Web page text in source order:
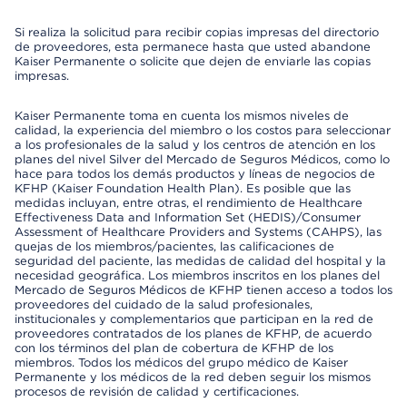
Si realiza la solicitud para recibir copias impresas del directorio
de proveedores, esta permanece hasta que usted abandone
Kaiser Permanente o solicite que dejen de enviarle las copias
impresas.
Kaiser Permanente toma en cuenta los mismos niveles de
calidad, la experiencia del miembro o los costos para seleccionar
a los profesionales de la salud y los centros de atención en los
planes del nivel Silver del Mercado de Seguros Médicos, como lo
hace para todos los demás productos y líneas de negocios de
KFHP (Kaiser Foundation Health Plan). Es posible que las
medidas incluyan, entre otras, el rendimiento de Healthcare
Effectiveness Data and Information Set (HEDIS)/Consumer
Assessment of Healthcare Providers and Systems (CAHPS), las
quejas de los miembros/pacientes, las calificaciones de
seguridad del paciente, las medidas de calidad del hospital y la
necesidad geográfica. Los miembros inscritos en los planes del
Mercado de Seguros Médicos de KFHP tienen acceso a todos los
proveedores del cuidado de la salud profesionales,
institucionales y complementarios que participan en la red de
proveedores contratados de los planes de KFHP, de acuerdo
con los términos del plan de cobertura de KFHP de los
miembros. Todos los médicos del grupo médico de Kaiser
Permanente y los médicos de la red deben seguir los mismos
procesos de revisión de calidad y certificaciones.